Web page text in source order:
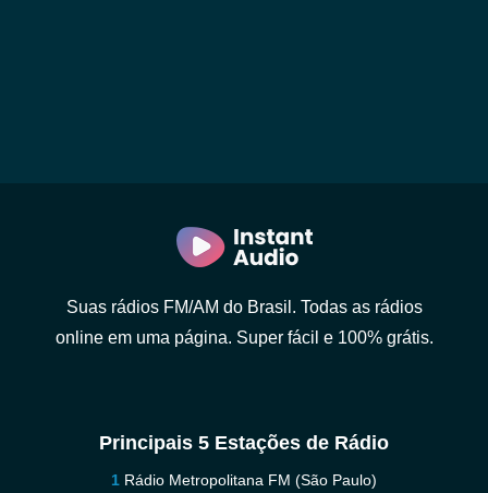
Suas rádios FM/AM do Brasil. Todas as rádios
online em uma página. Super fácil e 100% grátis.
Principais 5 Estações de Rádio
Rádio Metropolitana FM (São Paulo)